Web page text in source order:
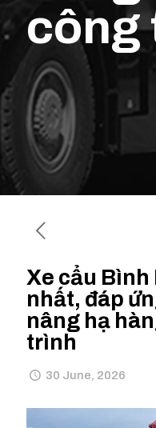
công
Xe cẩu
nhất, đáp
nâng hạ
trình
30 June, 2026